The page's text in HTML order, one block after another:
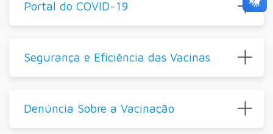
Portal do COVID-19
Segurança e Eficiência das Vacinas
Denúncia Sobre a Vacinação